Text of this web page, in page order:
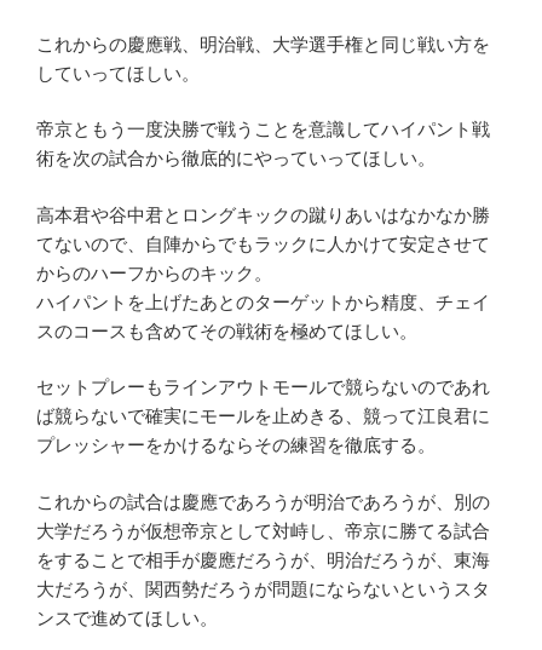
これからの慶應戦、明治戦、大学選手権と同じ戦い方を
していってほしい。
帝京ともう一度決勝で戦うことを意識してハイパント戦
術を次の試合から徹底的にやっていってほしい。
高本君や谷中君とロングキックの蹴りあいはなかなか勝
てないので、自陣からでもラックに人かけて安定させて
からのハーフからのキック。
ハイパントを上げたあとのターゲットから精度、チェイ
スのコースも含めてその戦術を極めてほしい。
セットプレーもラインアウトモールで競らないのであれ
ば競らないで確実にモールを止めきる、競って江良君に
プレッシャーをかけるならその練習を徹底する。
これからの試合は慶應であろうが明治であろうが、別の
大学だろうが仮想帝京として対峙し、帝京に勝てる試合
をすることで相手が慶應だろうが、明治だろうが、東海
大だろうが、関西勢だろうが問題にならないというスタ
ンスで進めてほしい。